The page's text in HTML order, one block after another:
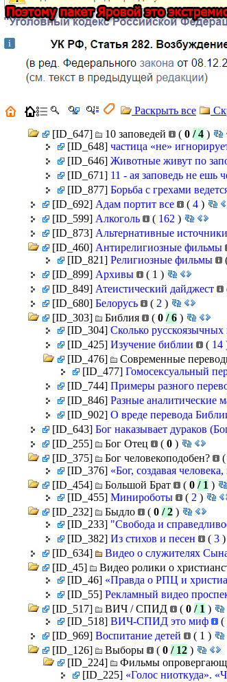
Раскрыть все
[ID_647] 10 заповедей ( 0 / 4 )
[ID_648] частица «не»
[ID_646] Животные живут по
[ID_671] 11 - ая заповедь не ешь
[ID_877] Борьба с грехами
[ID_692] Адам портит все ( 4 )
[ID_599] Алкоголь ( 162 )
[ID_873] Альтернативные
[ID_460] Антирелигиозные фильмы
[ID_821] Религиозные фильмы
[ID_899] Архивы ( 1 )
[ID_849] Атеистический дайджест
[ID_680] Белорусь ( 2 )
[ID_303]
Библия ( 0 / 6 )
[ID_304] Сколько
[ID_425] Изучение библии ( 14
[ID_476]
Современные
[ID_477] Гомосексуальный
[ID_744] Примеры разного
[ID_846] Разные аналитические
[ID_902] О вреде перевода
[ID_643] Бог наказывает дураков
[ID_255]
Бог Отец ( 0 )
[ID_375]
Бог человекоподобен? (
[ID_376] «Бог, создавая
[ID_454]
Большой Брат ( 0 / 1 )
[ID_455] Минироботы ( 2 )
[ID_232]
Быдло ( 0 / 2 )
[ID_233] "Свобода и
[ID_382] Из стихов и песен ( 3 )
[ID_634]
Видео о служителях
[ID_45]
Видео ролики о
[ID_46] «Правда о РПЦ и
[ID_55] Рекламный видео
[ID_517]
ВИЧ / СПИД ( 0 / 1 )
[ID_518] ВИЧ-СПИД это миф (
[ID_969] Воспитание детей ( 1 )
[ID_126]
Выборы ( 0 / 12 )
[ID_224]
Фильмы
[ID_225] «Голос ниоткуда».